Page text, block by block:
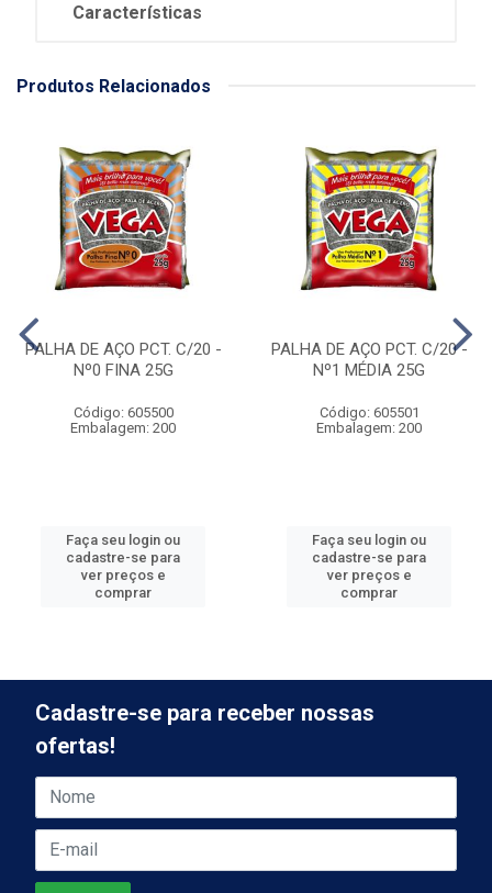
Características
Produtos Relacionados
PALHA DE AÇO PCT. C/20 -
Nº0 FINA 25G
Código: 605500
Embalagem: 200
Faça seu login ou
cadastre-se para
ver preços e
comprar
PALHA DE AÇO PCT. C/20 -
Nº1 MÉDIA 25G
Código: 605501
Embalagem: 200
Faça seu login ou
cadastre-se para
ver preços e
comprar
Cadastre-se para receber nossas
ofertas!